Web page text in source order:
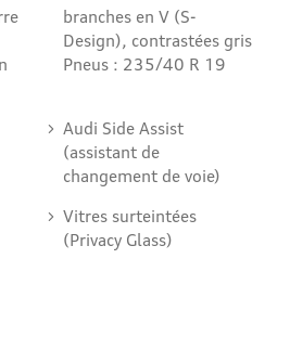
branches en V (S-
Design), contrastées gris
Pneus : 235/40 R 19
Audi Side Assist
(assistant de
changement de voie)
Vitres surteintées
(Privacy Glass)